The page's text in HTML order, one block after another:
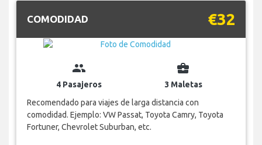
COMODIDAD €32
group
4 Pasajeros
business_center
3 Maletas
Recomendado para viajes de larga distancia con
comodidad. Ejemplo: VW Passat, Toyota Camry, Toyota
Fortuner, Chevrolet Suburban, etc.